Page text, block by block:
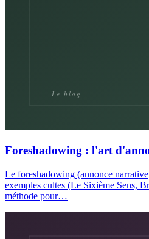
Foreshadowing : l'art
Le foreshadowing (annonce
exemples cultes (Le Sixième Sens,
méthode pour…